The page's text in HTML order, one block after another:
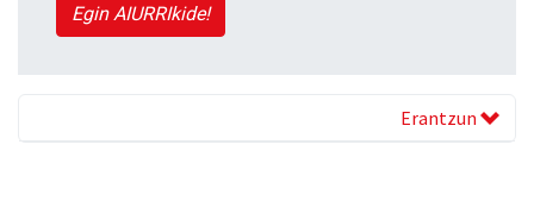
Egin AIURRIkide!
Erantzun